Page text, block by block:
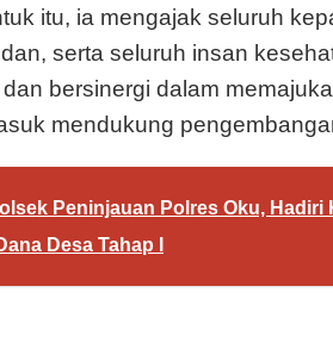
itu, ia mengajak seluruh
serta seluruh insan
bersinergi dalam
mendukung
Peninjauan Polres Oku,
Desa Tahap I